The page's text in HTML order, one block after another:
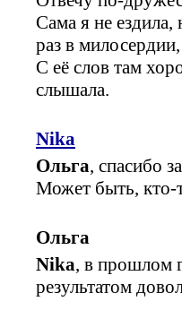
Сама я не
раз в
С её слов там
слышала.
Nika
Ольга, спасибо
Может быть, кто-
Ольга
Nika, в прошлом
результатом